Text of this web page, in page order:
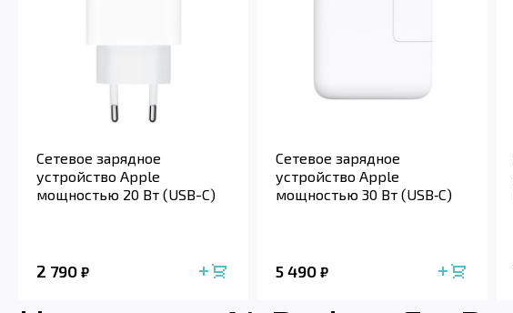
Сетевое зарядное
устройство Apple
мощностью 20 Вт (USB-C)
2 790 ₽
Сетевое зарядное
устройство Apple
мощностью 30 Вт (USB‑C)
5 490 ₽